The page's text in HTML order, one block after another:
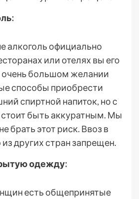
алкоголь официально
или отелях вы его
очень большом желании
способы приобрести
спиртной напиток, но с
быть аккуратным. Мы
брать этот риск. Ввоз в
других стран запрещен.
одежду:
есть общепринятые